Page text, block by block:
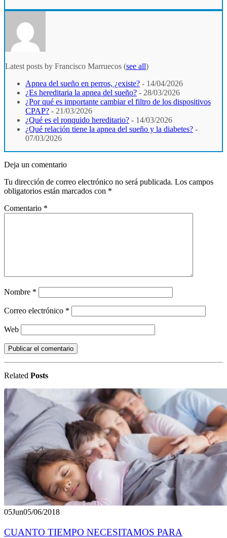
Latest posts by Francisco Marruecos (see all)
Apnea del sueño en perros, ¿existe? - 14/04/2026
¿Es hereditaria la apnea del sueño? - 28/03/2026
¿Por qué es importante cambiar el filtro de los dispositivos
CPAP? - 21/03/2026
¿Qué es el ronquido hereditario? - 14/03/2026
¿Qué relación tiene la apnea del sueño y la diabetes? -
07/03/2026
Deja un comentario
Tu dirección de correo electrónico no será publicada. Los campos
obligatorios están marcados con *
Comentario *
Nombre *
Correo electrónico *
Web
Related Posts
05Jun05/06/2018
CUANTO TIEMPO NECESITAMOS PARA